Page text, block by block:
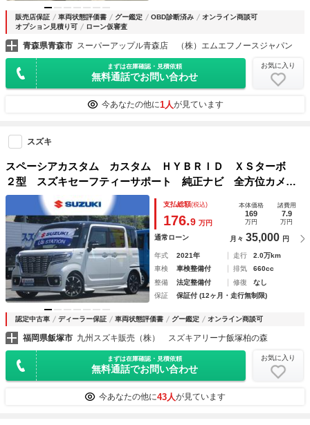
販売店保証 車両状態評価書 グー鑑定 OBD診断済み
オンライン商談可
オプション見積り可
ローン仮審査
青森県青森市 スーパーアップル青森店 （株）エムエフノースジャパン
まずは在庫確認・見積依頼
無料通話でお問い合わせ
お気に入り
今あなたの他に1人が見ています
スズキ
スペーシアカスタム カスタム ＨＹＢＲＩＤ ＸＳターボ
２型 スズキセーフティーサポート 純正ナビ 全方位カメ
ラ 前後ドライブレコーダー ＥＴＣ 後席両側電動式スライ
ドドア フルタイム４ＷＤ 運転席・助手席シートヒーター
スリムサーキュレーター
支払総額(税込)
176.9 万円
本体価格
169
万円
諸費用
7.9
万円
通常ローン 月々 35,000 円
年式 2021年 走行
2.0万km
車検
車検整備付 排気
660cc
整備
法定整備付 修復
なし
保証
保証付 (12ヶ月・走行無制限)
認定中古車 ディーラー保証 車両状態評価書 グー鑑定 オンライン商談可
福岡県飯塚市 九州スズキ販売（株） スズキアリーナ飯塚柏の森
まずは在庫確認・見積依頼
無料通話でお問い合わせ
お気に入り
今あなたの他に43人が見ています